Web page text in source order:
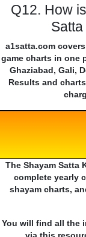
Q12. How
a1satta.com
game charts in one
Ghaziabad, Gali,
Results and
The Shayam Satta
complete yearly
shayam charts,
You will find all the